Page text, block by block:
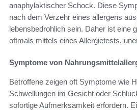
anaphylaktischer Schock. Diese
nach dem Verzehr eines allergens
lebensbedrohlich sein. Daher ist eine
oftmals mittels eines Allergietests,
Symptome von
Betroffene zeigen oft Symptome wie
Schwellungen im Gesicht oder
sofortige Aufmerksamkeit erfordern.